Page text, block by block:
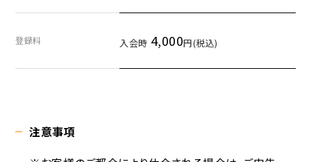
登録料 入会時 4,000円(税込)
注意事項